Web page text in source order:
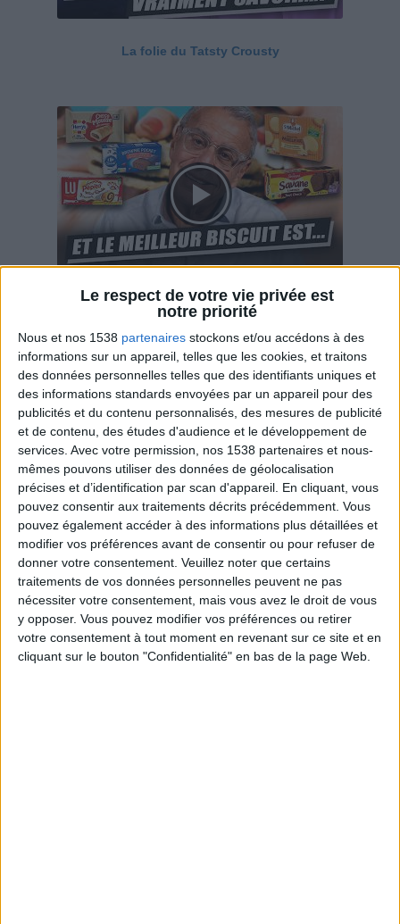
Le respect de votre vie privée est
notre priorité
Nous et nos 1538 partenaires stockons et/ou accédons à des
informations sur un appareil, telles que les cookies, et traitons
des données personnelles telles que des identifiants uniques et
des informations standards envoyées par un appareil pour des
publicités et du contenu personnalisés, des mesures de publicité
et de contenu, des études d'audience et le développement de
services. Avec votre permission, nos 1538 partenaires et nous-
mêmes pouvons utiliser des données de géolocalisation
précises et d’identification par scan d'appareil. En cliquant, vous
pouvez consentir aux traitements décrits précédemment. Vous
pouvez également accéder à des informations plus détaillées et
modifier vos préférences avant de consentir ou pour refuser de
donner votre consentement. Veuillez noter que certains
traitements de vos données personnelles peuvent ne pas
nécessiter votre consentement, mais vous avez le droit de vous
y opposer. Vous pouvez modifier vos préférences ou retirer
votre consentement à tout moment en revenant sur ce site et en
cliquant sur le bouton "Confidentialité" en bas de la page Web.
La folie du Tatsty Crousty
Savane, LU, Pepito, Harrys... Que valent vraiment
ces gâteaux ?
Webinaires en direct Voir tout
Peut-on remplacer la viande par des féculents ?
Consultation diététique du 05/08/2026